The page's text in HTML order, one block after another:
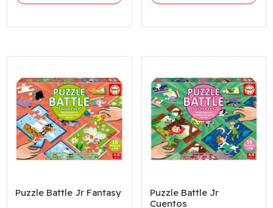
Puzzle Battle Jr Fantasy
Puzzle Battle Jr
Cuentos